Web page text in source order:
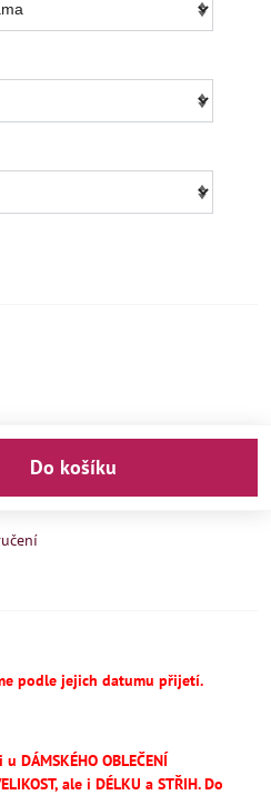
Do košíku
podle jejich datumu přijetí.
OBLEČENÍ
ale i DÉLKU a STŘIH.Do